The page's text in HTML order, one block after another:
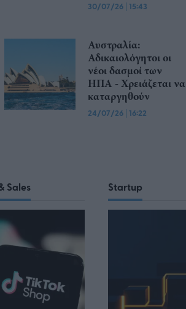
30/07/26 | 15:43
Αυστραλία:
Αδικαιολόγητοι οι
νέοι δασμοί των
ΗΠΑ - Χρειάζεται να
καταργηθούν
24/07/26 | 16:22
Sales Startup